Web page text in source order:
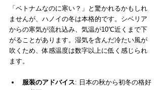
「ベトナムなのに寒い？」と驚かれるかもしれ
ませんが、ハノイの冬は本格的です。シベリア
からの寒気が流れ込み、気温が10℃近くまで下
がることがあります。湿気を含んだ冷たい風が
吹くため、体感温度は数字以上に低く感じられ
ます。
服装のアドバイス: 日本の秋から初冬の格好